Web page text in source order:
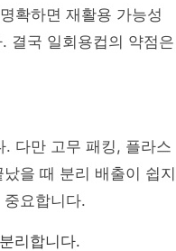
확하면 재활용 가능성
결국 일회용컵의 약점은
다만 고무 패킹, 플라스
을 때 분리 배출이 쉽지
요합니다.
리합니다.